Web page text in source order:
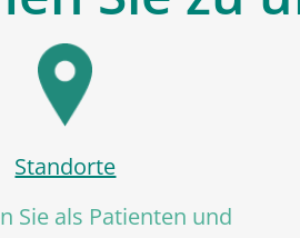
Standorte
Sie als Patienten und